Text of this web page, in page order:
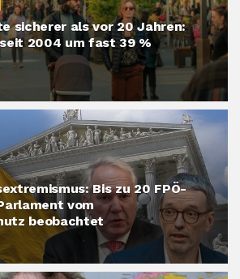
sicherer als vor 20 Jahren:
2004 um fast 39 %
Bis zu 20 FPÖ-
vom
beobachtet